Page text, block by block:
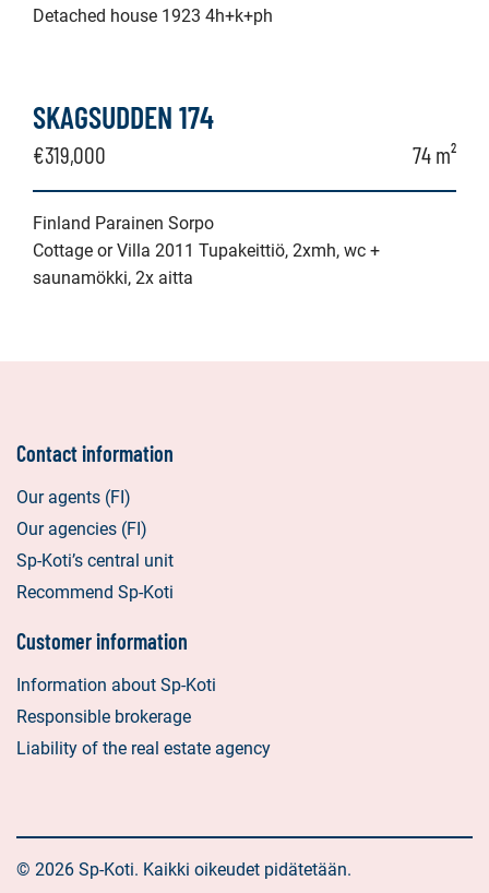
Detached house 1923 4h+k+ph
SKAGSUDDEN 174
€319,000 74 m²
Finland Parainen Sorpo
Cottage or Villa 2011 Tupakeittiö, 2xmh, wc +
saunamökki, 2x aitta
Contact information
Our agents (FI)
Our agencies (FI)
Sp-Koti’s central unit
Recommend Sp-Koti
Customer information
Information about Sp-Koti
Responsible brokerage
Liability of the real estate agency
© 2026 Sp-Koti. Kaikki oikeudet pidätetään.